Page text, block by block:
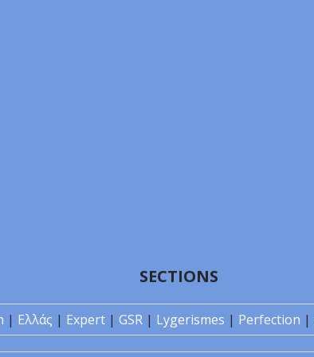
SECTIONS
| Ελλάς | Expert | GSR | Lygerismes | Perfection |